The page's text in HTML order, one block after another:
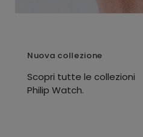
Nuova collezione
Scopri tutte le collezioni
Philip Watch.